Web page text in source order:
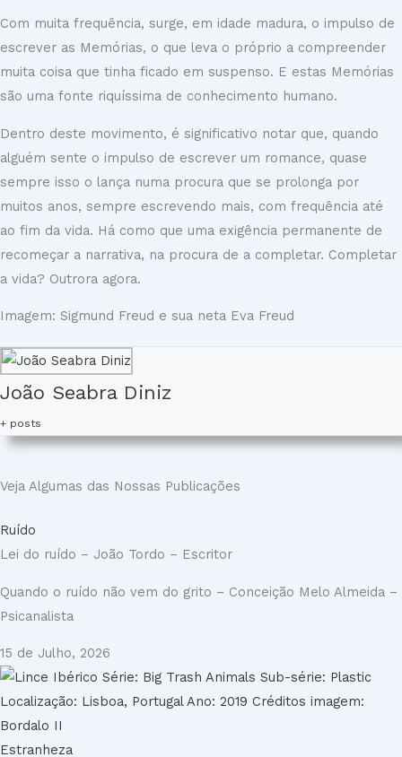
Com muita frequência, surge, em idade madura, o impulso de
escrever as Memórias, o que leva o próprio a compreender
muita coisa que tinha ficado em suspenso. E estas Memórias
são uma fonte riquíssima de conhecimento humano.
Dentro deste movimento, é significativo notar que, quando
alguém sente o impulso de escrever um romance, quase
sempre isso o lança numa procura que se prolonga por
muitos anos, sempre escrevendo mais, com frequência até
ao fim da vida. Há como que uma exigência permanente de
recomeçar a narrativa, na procura de a completar. Completar
a vida? Outrora agora.
Imagem: Sigmund Freud e sua neta Eva Freud
João Seabra Diniz
+ posts
Veja Algumas das Nossas Publicações
Ruído
Lei do ruído – João Tordo – Escritor
Quando o ruído não vem do grito – Conceição Melo Almeida –
Psicanalista
15 de Julho, 2026
Estranheza